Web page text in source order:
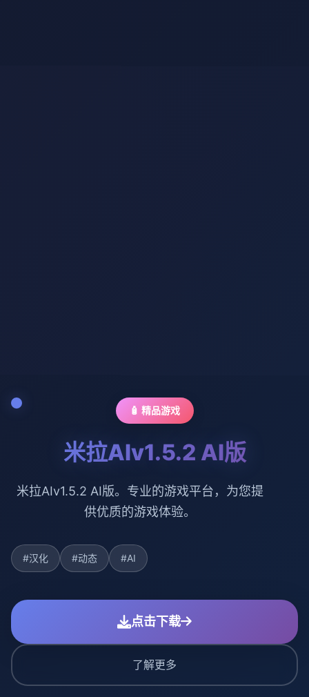
🧴 精品游戏
米拉AIv1.5.2 AI版
米拉AIv1.5.2 AI版。专业的游戏平台，为您提
供优质的游戏体验。
#汉化 #动态 #AI
点击下载
了解更多